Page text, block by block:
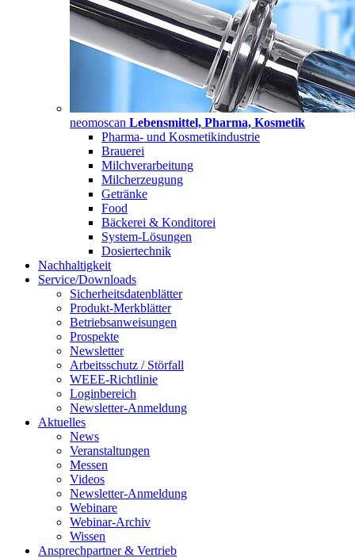
neomoscan Lebensmittel, Pharma, Kosmetik
Pharma- und Kosmetikindustrie
Brauerei
Milchverarbeitung
Milcherzeugung
Getränke
Food
Bäckerei & Konditorei
System-Lösungen
Dosiertechnik
Nachhaltigkeit
Service/Downloads
Sicherheitsdatenblätter
Produkt-Merkblätter
Betriebsanweisungen
Prospekte
Newsletter
Arbeitsschutz / Störfall
WEEE-Richtlinie
Loginbereich
Newsletter-Anmeldung
Aktuelles
News
Veranstaltungen
Messen
Videos
Newsletter-Anmeldung
Webinare
Webinar-Archiv
Wissen
Ansprechpartner & Vertrieb